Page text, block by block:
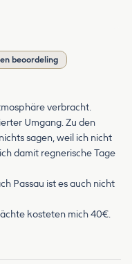
beoordeling
verbracht.
Umgang. Zu den
sagen, weil ich nicht
damit regnerische Tage
Passau ist es auch nicht
kosteten mich 40€.